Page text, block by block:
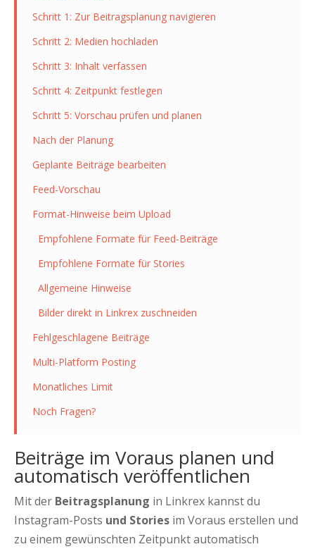
Schritt 1: Zur Beitragsplanung navigieren
Schritt 2: Medien hochladen
Schritt 3: Inhalt verfassen
Schritt 4: Zeitpunkt festlegen
Schritt 5: Vorschau prüfen und planen
Nach der Planung
Geplante Beiträge bearbeiten
Feed-Vorschau
Format-Hinweise beim Upload
Empfohlene Formate für Feed-Beiträge
Empfohlene Formate für Stories
Allgemeine Hinweise
Bilder direkt in Linkrex zuschneiden
Fehlgeschlagene Beiträge
Multi-Platform Posting
Monatliches Limit
Noch Fragen?
Beiträge im Voraus planen und
automatisch veröffentlichen
Mit der Beitragsplanung in Linkrex kannst du
Instagram-Posts und Stories im Voraus erstellen und
zu einem gewünschten Zeitpunkt automatisch